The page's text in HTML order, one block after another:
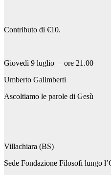
Contributo di €10.
Giovedì 9 luglio – ore 21.00
Umberto Galimberti
Ascoltiamo le parole di Gesù
Villachiara (BS)
Sede Fondazione Filosofi lungo